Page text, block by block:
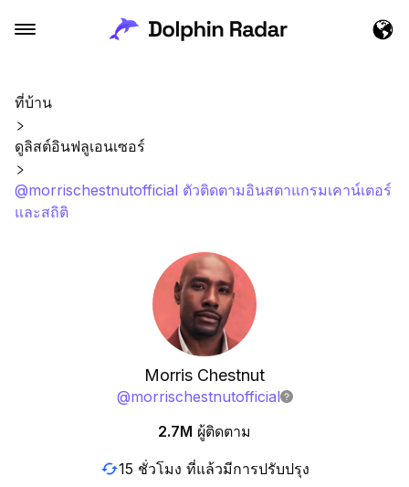
ที่บ้าน
ดูลิสต์อินฟลูเอนเซอร์
@morrischestnutofficial ตัวติดตามอินสตาแกรมเคาน์เตอร์
และสถิติ
Morris Chestnut
@morrischestnutofficial
2.7M ผู้ติดตาม
15 ชั่วโมง ที่แล้วมีการปรับปรุง